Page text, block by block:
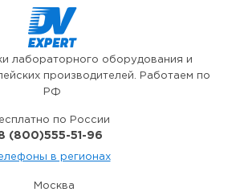
лабораторного оборудования и
производителей. Работаем по
РФ
по России
(800)555-51-96
в регионах
Москва